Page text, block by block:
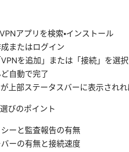
アプリを検索・インストール
またはログイン
を追加」または「接続」を選択
自動で完了
上部ステータスバーに表示され
びのポイント
ーと監査報告の有無
ーの有無と接続速度